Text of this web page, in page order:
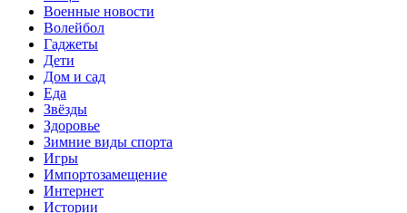
Военные новости
Волейбол
Гаджеты
Дети
Дом и сад
Еда
Звёзды
Здоровье
Зимние виды спорта
Игры
Импортозамещение
Интернет
Истории